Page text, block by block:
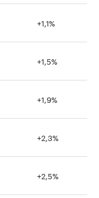
+1,1%
+1,5%
+1,9%
+2,3%
+2,5%